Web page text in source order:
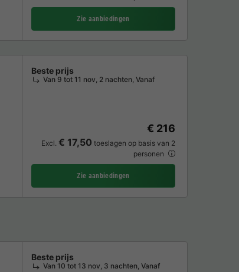
Zie aanbiedingen
Tuinmeubelen Magnetron
Beste prijs
Van 9 tot 11 nov, 2 nachten, Vanaf
€ 216
Excl. € 17,50 toeslagen op basis van 2
personen
Zie aanbiedingen
Beste prijs
Van 10 tot 13 nov, 3 nachten, Vanaf